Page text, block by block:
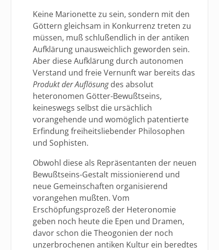
Keine Marionette zu sein, sondern mit den
Göttern gleichsam in Konkurrenz treten zu
müssen, muß schlußendlich in der antiken
Aufklärung unausweichlich geworden sein.
Aber diese Aufklärung durch autonomen
Verstand und freie Vernunft war bereits das
Produkt der Auflösungdes absolut
heteronomen Götter-Bewußtseins,
keineswegs selbst die ursächlich
vorangehende und womöglich patentierte
Erfindung freiheitsliebender Philosophen
und Sophisten.
Obwohl diese als Repräsentanten der neuen
Bewußtseins-Gestalt missionierend und
neue Gemeinschaften organisierend
vorangehen mußten. Vom
Erschöpfungsprozeß der Heteronomie
geben noch heute die Epen und Dramen,
davor schon die Theogonien der noch
unzerbrochenen antiken Kultur ein beredtes